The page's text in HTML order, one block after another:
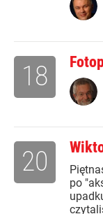
18
po
20